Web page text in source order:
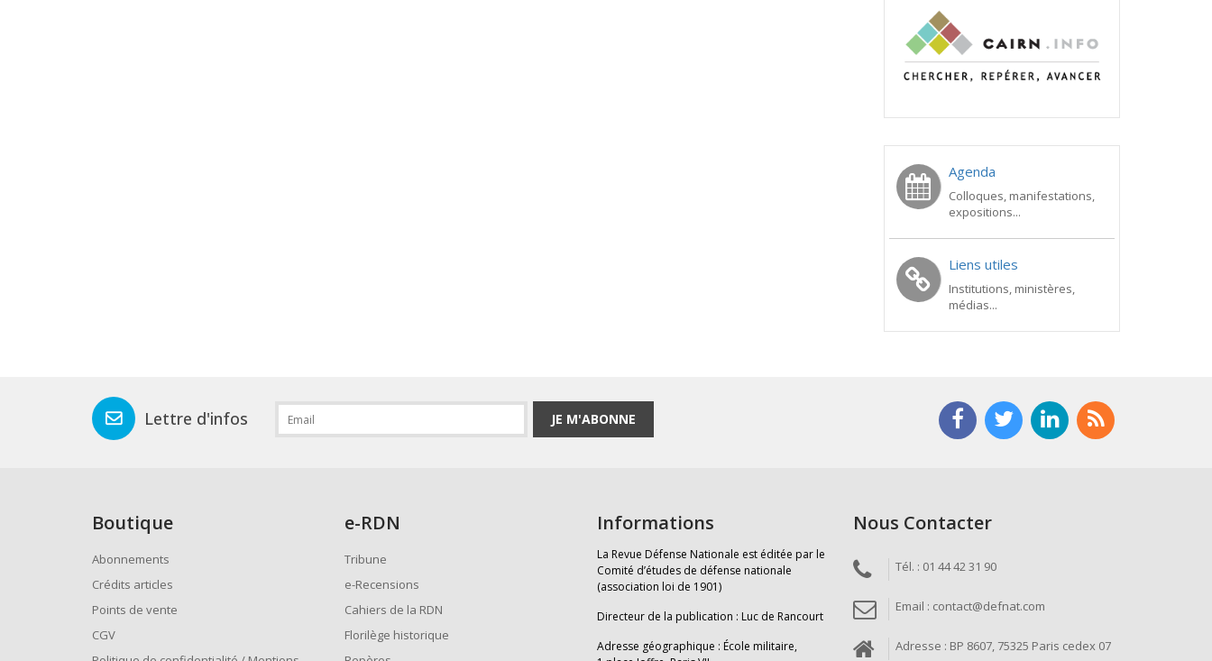
Agenda
Colloques, manifestations,
expositions...
Liens utiles
Institutions, ministères,
médias...
Lettre d'infos JE M'ABONNE
Boutique
Abonnements
Crédits articles
Points de vente
CGV
e-RDN
Tribune
e-Recensions
Cahiers de la RDN
Florilège historique
Informations
La Revue Défense Nationale est éditée par le
Comité d’études de défense nationale
(association loi de 1901)
Directeur de la publication : Luc de Rancourt
Adresse géographique : École militaire,
Nous Contacter
Tél. : 01 44 42 31 90
Email : contact@defnat.com
Adresse : BP 8607, 75325 Paris cedex 07